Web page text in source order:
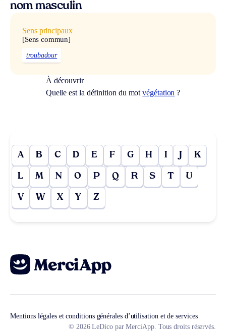
nom masculin
Sens principaux
[Sens commun]
troubadour
À découvrir
Quelle est la définition du motvégétation ?
A B C D E F G H I J K
L M N O P Q R S T U
V W X Y Z
Mentions légales et conditions générales d’utilisation et de services
© 2026 LeDico par MerciApp. Tous droits réservés.